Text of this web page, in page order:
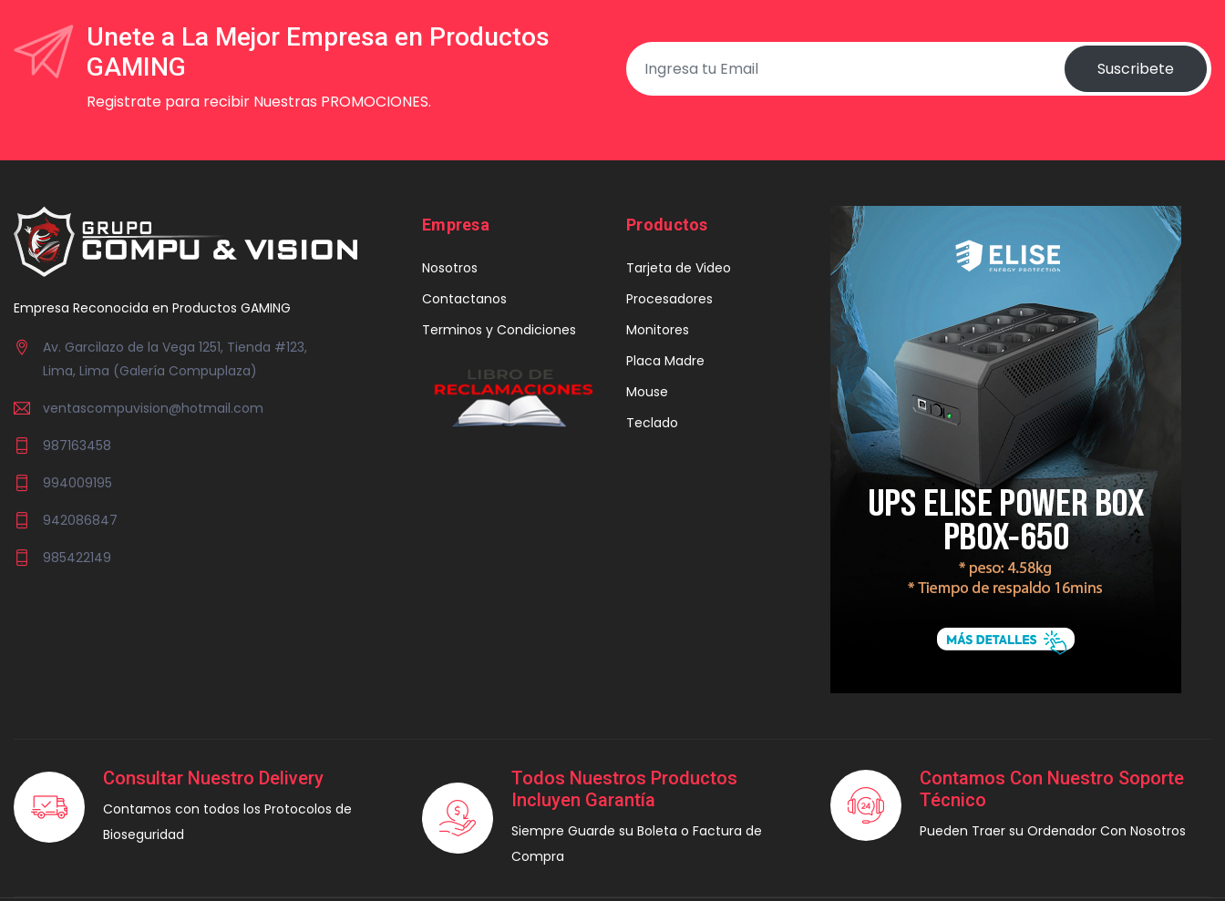
Unete a La Mejor Empresa en Productos
GAMING
Registrate para recibir Nuestras PROMOCIONES.
Suscribete
Empresa Reconocida en Productos GAMING
Av. Garcilazo de la Vega 1251, Tienda #123,
Lima, Lima (Galería Compuplaza)
ventascompuvision@hotmail.com
987163458
994009195
942086847
985422149
Empresa
Nosotros
Contactanos
Terminos y Condiciones
Productos
Tarjeta de Video
Procesadores
Monitores
Placa Madre
Mouse
Teclado
Consultar Nuestro Delivery
Contamos con todos los Protocolos de
Bioseguridad
Todos Nuestros Productos
Incluyen Garantía
Siempre Guarde su Boleta o Factura de
Compra
Contamos Con Nuestro Soporte
Técnico
Pueden Traer su Ordenador Con Nosotros